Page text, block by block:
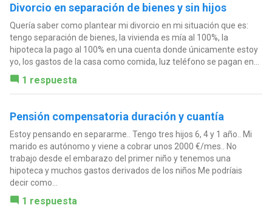
Divorcio en separación de bienes y sin hijos
Quería saber como plantear mi divorcio en mi situación que es:
tengo separación de bienes, la vivienda es mía al 100%, la
hipoteca la pago al 100% en una cuenta donde únicamente estoy
yo, los gastos de la casa como comida, luz teléfono se pagan en...
1 respuesta
Pensión compensatoria duración y cuantía
Estoy pensando en separarme.. Tengo tres hijos 6, 4 y 1 año.. Mi
marido es autónomo y viene a cobrar unos 2000 €/mes.. No
trabajo desde el embarazo del primer niño y tenemos una
hipoteca y muchos gastos derivados de los niños Me podríais
decir como...
1 respuesta